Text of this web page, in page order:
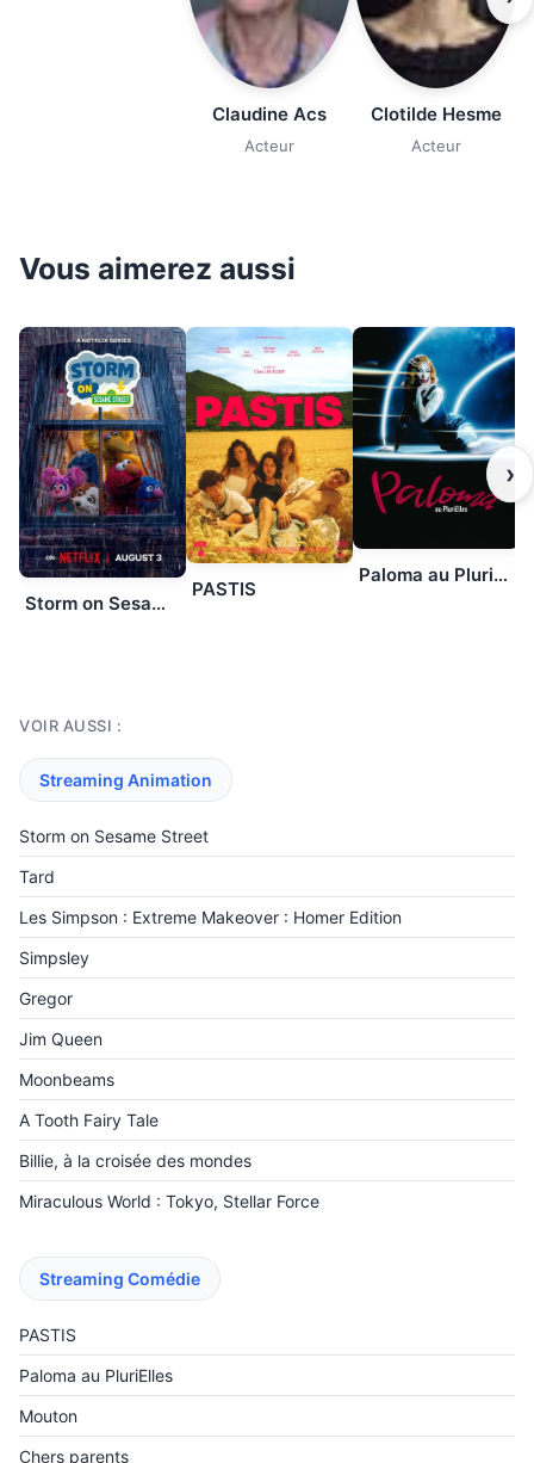
Claudine Acs
Acteur
Clotilde Hesme
Acteur
Vous aimerez aussi
Storm on Sesame Street
PASTIS
Paloma au PluriElles
›
VOIR AUSSI :
Streaming Animation
Storm on Sesame Street
Tard
Les Simpson : Extreme Makeover : Homer Edition
Simpsley
Gregor
Jim Queen
Moonbeams
A Tooth Fairy Tale
Billie, à la croisée des mondes
Miraculous World : Tokyo, Stellar Force
Streaming Comédie
PASTIS
Paloma au PluriElles
Mouton
Chers parents